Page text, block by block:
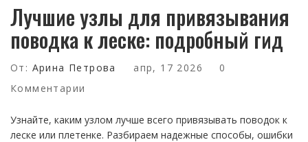
Лучшие узлы для привязывания
поводка к леске: подробный гид
От: Арина Петрова апр, 17 2026
0
Комментарии
Узнайте, каким узлом лучше всего привязывать поводок к
леске или плетенке. Разбираем надежные способы, ошибки